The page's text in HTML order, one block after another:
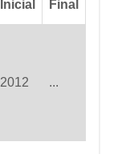
Inicial
Final
2012 ...